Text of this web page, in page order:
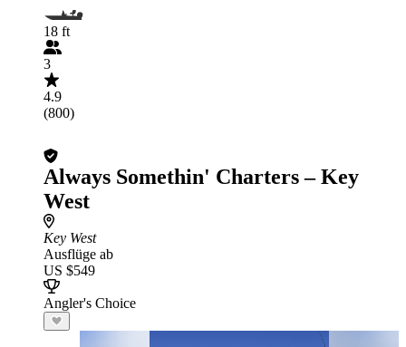
18 ft
3
4.9
(800)
Always Somethin' Charters – Key
West
Key West
Ausflüge ab
US $549
Angler's Choice